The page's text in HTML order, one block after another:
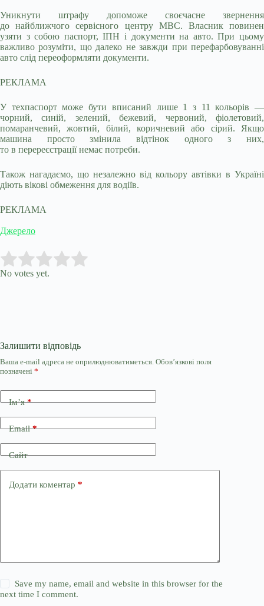
Уникнути штрафу допоможе своєчасне звернення
до найближчого сервісного центру МВС. Власник повинен
узяти з собою паспорт, ІПН і документи на авто. При цьому
важливо розуміти, що далеко не завжди при перефарбовуванні
авто слід переоформляти документи.
РЕКЛАМА
У техпаспорт може бути вписаний лише 1 з 11 кольорів —
чорний, синій, зелений, бежевий, червоний, фіолетовий,
помаранчевий, жовтий, білий, коричневий або сірий. Якщо
машина просто змінила відтінок одного з них,
то в перереєстрації немає потреби.
Також нагадаємо, що незалежно від кольору автівки в Україні
діють вікові обмеження для водіїв.
РЕКЛАМА
Джерело
Rate this item:
No votes yet.
Залишити відповідь
Ваша e-mail адреса не оприлюднюватиметься. Обов’язкові поля
позначені *
Ім’я*
Email*
Сайт
Додати коментар *
Save my name, email and website in this browser for the
next time I comment.